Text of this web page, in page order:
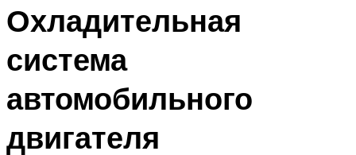
Охладительная
система
автомобильного
двигателя